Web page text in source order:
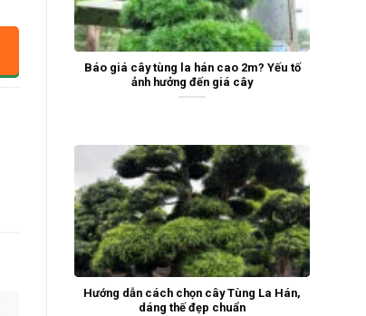
Báo giá cây tùng la hán cao 2m? Yếu tố
ảnh hưởng đến giá cây
Hướng dẫn cách chọn cây Tùng La Hán,
dáng thế đẹp chuẩn